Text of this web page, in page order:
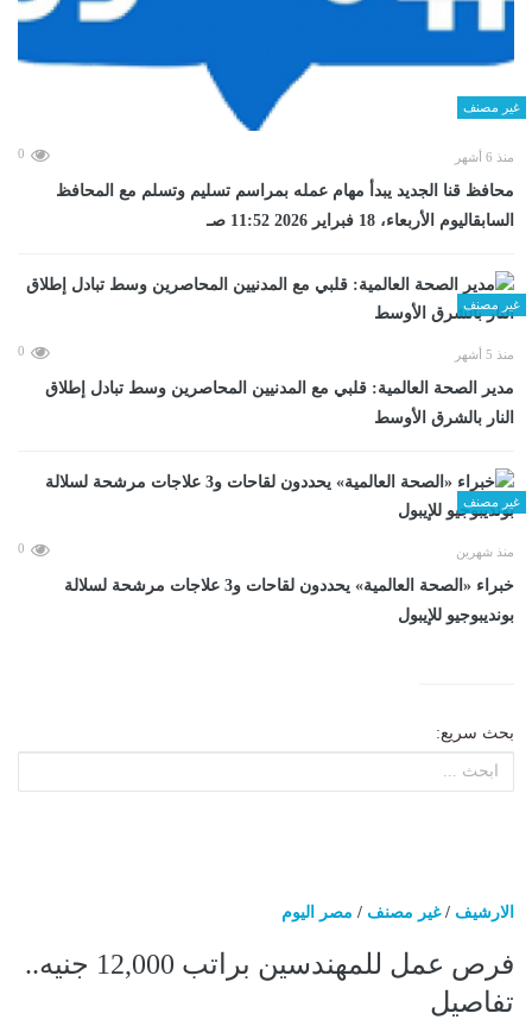
غير مصنف
منذ 6 أشهر 0
محافظ قنا الجديد يبدأ مهام عمله بمراسم تسليم وتسلم مع المحافظ
السابقاليوم الأربعاء، 18 فبراير 2026 11:52 صـ
غير مصنف
منذ 5 أشهر 0
مدير الصحة العالمية: قلبي مع المدنيين المحاصرين وسط تبادل إطلاق
النار بالشرق الأوسط
غير مصنف
منذ شهرين 0
خبراء «الصحة العالمية» يحددون لقاحات و3 علاجات مرشحة لسلالة
بونديبوجيو للإيبول
بحث سريع:
الارشيف /غير مصنف / مصر اليوم
فرص عمل للمهندسين براتب 12,000 جنيه..
تفاصيل